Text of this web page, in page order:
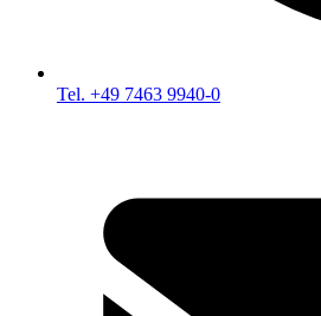
Tel. +49 7463 9940-0